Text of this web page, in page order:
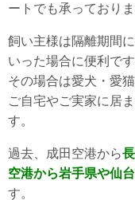
ートでも承っており
飼い主様は隔離期間
いった場合に便利です
その場合は愛犬・愛
ご自宅やご実家に居
す。
過去、成田空港から
空港から岩手県や仙
す。